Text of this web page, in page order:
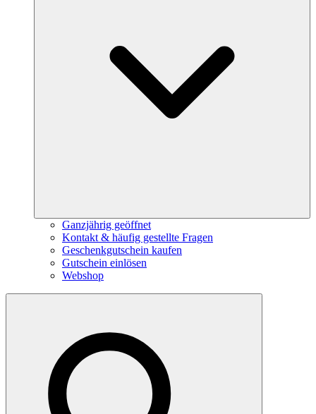
Ganzjährig geöffnet
Kontakt & häufig gestellte Fragen
Geschenkgutschein kaufen
Gutschein einlösen
Webshop